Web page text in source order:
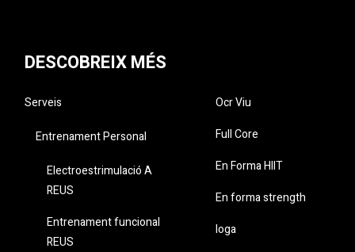
DESCOBREIX MÉS
Serveis
Entrenament Personal
Electroestrimulació A
REUS
Entrenament funcional
REUS
Ocr Viu
Full Core
En Forma HIIT
En forma strength
Ioga